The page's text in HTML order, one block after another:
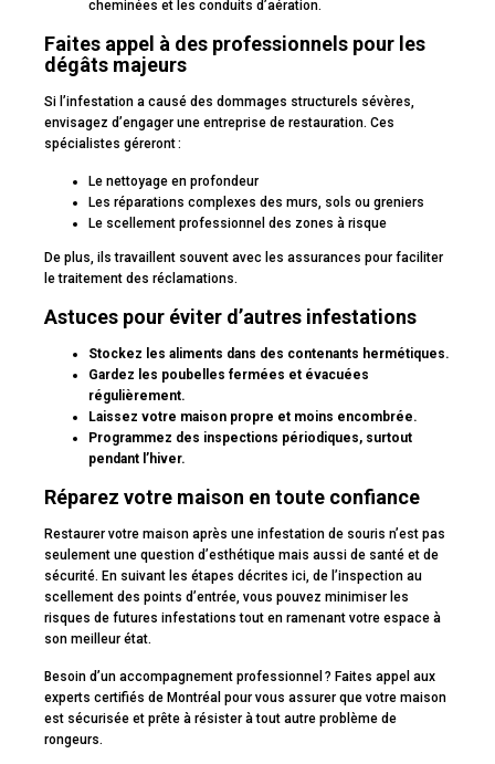
cheminées et les conduits d’aération.
Faites appel à des professionnels pour les
dégâts majeurs
Si l’infestation a causé des dommages structurels sévères,
envisagez d’engager une entreprise de restauration. Ces
spécialistes géreront :
Le nettoyage en profondeur
Les réparations complexes des murs, sols ou greniers
Le scellement professionnel des zones à risque
De plus, ils travaillent souvent avec les assurances pour faciliter
le traitement des réclamations.
Astuces pour éviter d’autres infestations
Stockez les aliments dans des contenants hermétiques.
Gardez les poubelles fermées et évacuées
régulièrement.
Laissez votre maison propre et moins encombrée.
Programmez des inspections périodiques, surtout
pendant l’hiver.
Réparez votre maison en toute confiance
Restaurer votre maison après une infestation de souris n’est pas
seulement une question d’esthétique mais aussi de santé et de
sécurité. En suivant les étapes décrites ici, de l’inspection au
scellement des points d’entrée, vous pouvez minimiser les
risques de futures infestations tout en ramenant votre espace à
son meilleur état.
Besoin d’un accompagnement professionnel ? Faites appel aux
experts certifiés de Montréal pour vous assurer que votre maison
est sécurisée et prête à résister à tout autre problème de
rongeurs.